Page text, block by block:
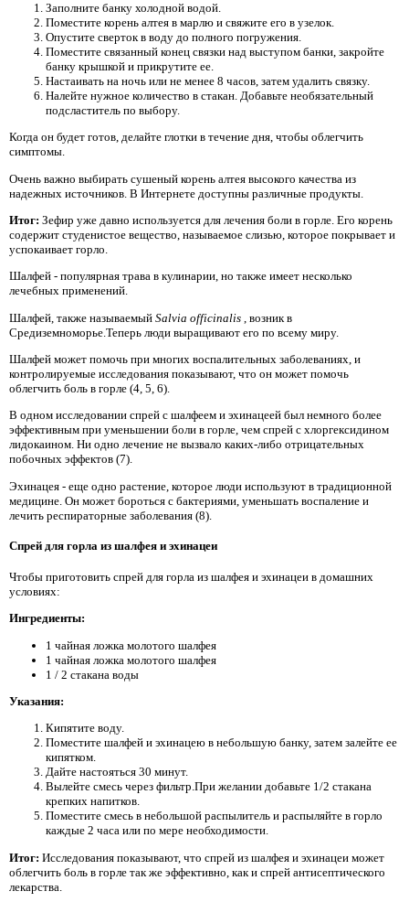
Заполните банку холодной водой.
Поместите корень алтея в марлю и свяжите его в узелок.
Опустите сверток в воду до полного погружения.
Поместите связанный конец связки над выступом банки, закройте
банку крышкой и прикрутите ее.
Настаивать на ночь или не менее 8 часов, затем удалить связку.
Налейте нужное количество в стакан. Добавьте необязательный
подсластитель по выбору.
Когда он будет готов, делайте глотки в течение дня, чтобы облегчить
симптомы.
Очень важно выбирать сушеный корень алтея высокого качества из
надежных источников. В Интернете доступны различные продукты.
Итог: Зефир уже давно используется для лечения боли в горле. Его корень
содержит студенистое вещество, называемое слизью, которое покрывает и
успокаивает горло.
Шалфей - популярная трава в кулинарии, но также имеет несколько
лечебных применений.
Шалфей, также называемый Salvia officinalis , возник в
Средиземноморье.Теперь люди выращивают его по всему миру.
Шалфей может помочь при многих воспалительных заболеваниях, и
контролируемые исследования показывают, что он может помочь
облегчить боль в горле (4, 5, 6).
В одном исследовании спрей с шалфеем и эхинацеей был немного более
эффективным при уменьшении боли в горле, чем спрей с хлоргексидином
лидокаином. Ни одно лечение не вызвало каких-либо отрицательных
побочных эффектов (7).
Эхинацея - еще одно растение, которое люди используют в традиционной
медицине. Он может бороться с бактериями, уменьшать воспаление и
лечить респираторные заболевания (8).
Спрей для горла из шалфея и эхинацеи
Чтобы приготовить спрей для горла из шалфея и эхинацеи в домашних
условиях:
Ингредиенты:
1 чайная ложка молотого шалфея
1 чайная ложка молотого шалфея
1 / 2 стакана воды
Указания:
Кипятите воду.
Поместите шалфей и эхинацею в небольшую банку, затем залейте ее
кипятком.
Дайте настояться 30 минут.
Вылейте смесь через фильтр.При желании добавьте 1/2 стакана
крепких напитков.
Поместите смесь в небольшой распылитель и распыляйте в горло
каждые 2 часа или по мере необходимости.
Итог: Исследования показывают, что спрей из шалфея и эхинацеи может
облегчить боль в горле так же эффективно, как и спрей антисептического
лекарства.